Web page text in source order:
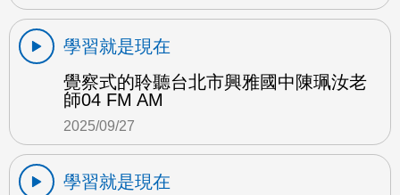
學習就是現在
覺察式的聆聽台北市興雅國中陳珮汝老
師04 FM AM
2025/09/27
學習就是現在